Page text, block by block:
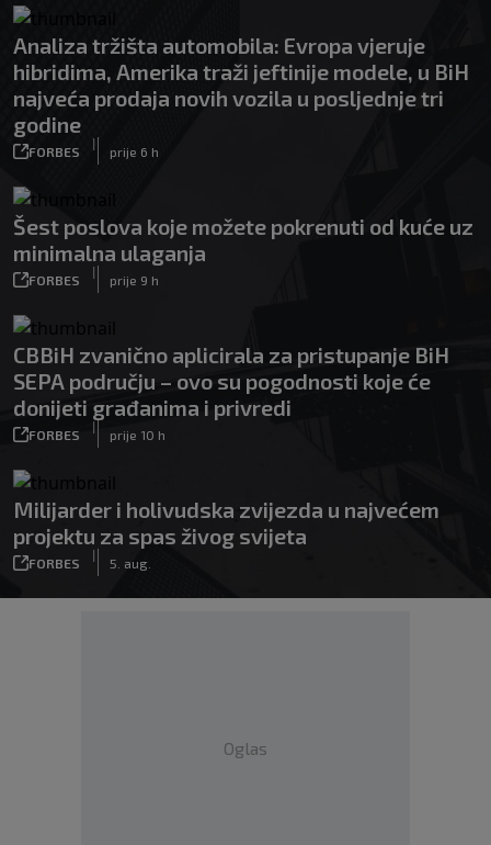
Analiza tržišta automobila: Evropa vjeruje
hibridima, Amerika traži jeftinije modele, u BiH
najveća prodaja novih vozila u posljednje tri
godine
FORBES
|
prije 6 h
Šest poslova koje možete pokrenuti od kuće uz
minimalna ulaganja
FORBES
|
prije 9 h
CBBiH zvanično aplicirala za pristupanje BiH
SEPA području – ovo su pogodnosti koje će
donijeti građanima i privredi
FORBES
|
prije 10 h
Milijarder i holivudska zvijezda u najvećem
projektu za spas živog svijeta
FORBES
|
5. aug.
Oglas